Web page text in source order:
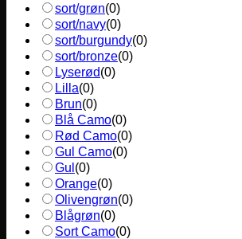
sort/grøn(0)
sort/navy(0)
sort/burgundy(0)
sort/bronze(0)
Lyserød(0)
Lilla(0)
Brun(0)
Blå Camo(0)
Rød Camo(0)
Gul Camo(0)
Gul (0)
Orange(0)
Olivengrøn(0)
Blågrøn(0)
Sort Camo(0)